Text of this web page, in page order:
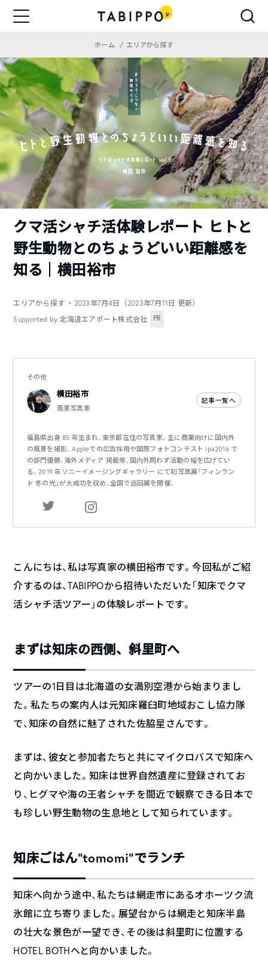
ホーム エリアから探す
クマ活シャチ活体験レポート ヒトと
野生動物とのちょうどいい距離感を
知る｜横田裕市
エリアから探す ・2023年7月4日（2023年7月11日 更新）
Supported by 北海道エアポート株式会社
PR
その他
横田裕市
風景写真家
記事一覧へ
福島県出身 85 年生まれ、東京都在住の写真家。主に商業向けに国内外
の風景を撮影。Appleでの広告採用や国際フォトコンテスト ipa2016 で
の部門優勝、海外メディア 掲載等、国内外問わず活動の幅を広げてい
る。2019 年ソニーイメージングギャラリー にて初写真展「フィンラン
ド 冬の光」が大成功を収め、全国で巡回展を開催。
こんにちは、私は写真家の横田裕市です。今回私がご紹
介するのは、TABIPPOから招待いただいた「知床でクマ
活シャチ活ツアー」の体験レポートです。
まずは知床の西側、斜里町へ
ツアーの1日目は北海道の女満別空港から始まりまし
た。私たちの案内人は元知床羅臼町地域おこし協力隊
で、知床の自然に魅了された佐脇星さんです。
まずは、彼女と参加者たちと共にマイクロバスで知床へ
と向かいました。知床は世界自然遺産に登録されてお
り、ヒグマや海の王者シャチを間近で観察できる日本で
も珍しい野生動物の生息地として知られています。
知床ごはん”tomomi”でランチ
知床へ向かう途中、私たちは網走市にあるオホーツク流
氷館に立ち寄りました。展望台からは網走と知床半島
の壮大な景色が一望でき、その後は斜里町に位置する
HOTEL BOTHへと向かいました。